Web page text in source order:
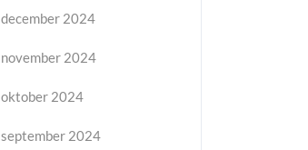
december 2024
november 2024
oktober 2024
september 2024